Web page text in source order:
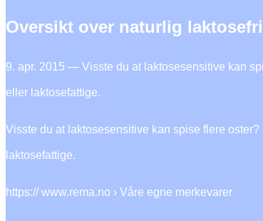
Oversikt over naturlig
9. apr. 2015 — Visste du at laktosesensitive kan
eller laktosefattige.
Visste du at laktosesensitive kan spise flere
laktosefattige.
https:// www.rema.no › Våre egne merkevarer